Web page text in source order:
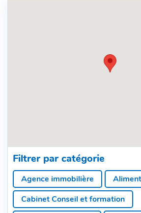
Filtrer par catégorie
Agence immobilière
Cabinet Conseil et formation